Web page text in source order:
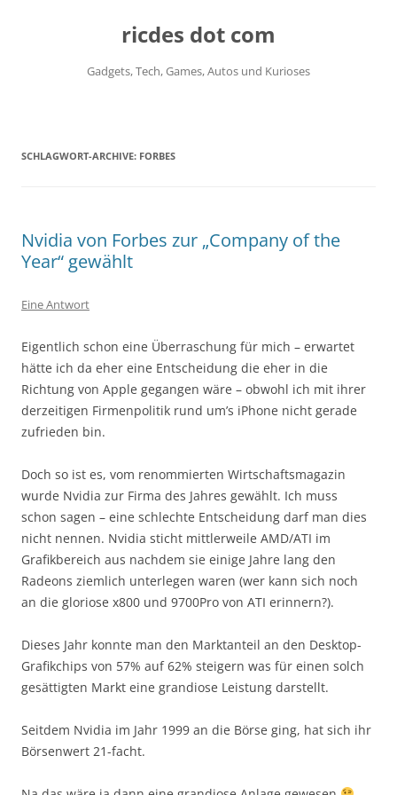
ricdes dot com
Gadgets, Tech, Games, Autos und Kurioses
SCHLAGWORT-ARCHIVE: FORBES
Nvidia von Forbes zur „Company of the
Year“ gewählt
Eine Antwort
Eigentlich schon eine Überraschung für mich – erwartet
hätte ich da eher eine Entscheidung die eher in die
Richtung von Apple gegangen wäre – obwohl ich mit ihrer
derzeitigen Firmenpolitik rund um’s iPhone nicht gerade
zufrieden bin.
Doch so ist es, vom renommierten Wirtschaftsmagazin
wurde Nvidia zur Firma des Jahres gewählt. Ich muss
schon sagen – eine schlechte Entscheidung darf man dies
nicht nennen. Nvidia sticht mittlerweile AMD/ATI im
Grafikbereich aus nachdem sie einige Jahre lang den
Radeons ziemlich unterlegen waren (wer kann sich noch
an die gloriose x800 und 9700Pro von ATI erinnern?).
Dieses Jahr konnte man den Marktanteil an den Desktop-
Grafikchips von 57% auf 62% steigern was für einen solch
gesättigten Markt eine grandiose Leistung darstellt.
Seitdem Nvidia im Jahr 1999 an die Börse ging, hat sich ihr
Börsenwert 21-facht.